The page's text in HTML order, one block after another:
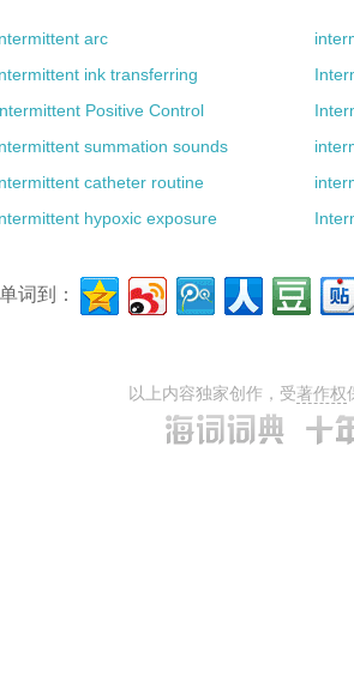
arc
ink transferring
Positive Control
summation sounds
catheter routine
hypoxic exposure
词到：
以上内容独家创作，受著作权